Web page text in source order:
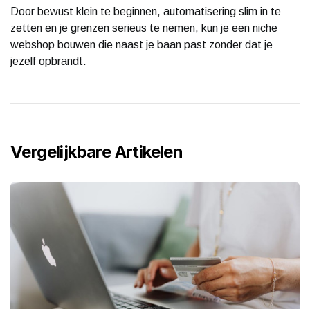
Door bewust klein te beginnen, automatisering slim in te
zetten en je grenzen serieus te nemen, kun je een niche
webshop bouwen die naast je baan past zonder dat je
jezelf opbrandt.
Vergelijkbare Artikelen